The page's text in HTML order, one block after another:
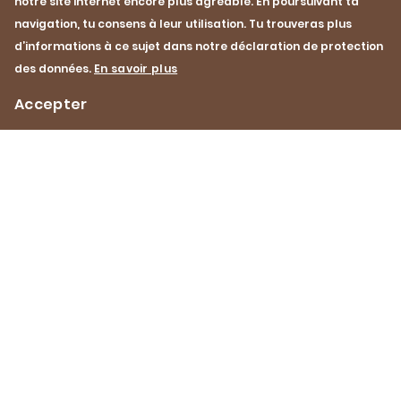
navigation, tu consens à leur utilisation. Tu trouveras plus
d’informations à ce sujet dans notre déclaration de protection
des données. En savoir plus
Accepter
Les champs marqués d’une * sont obligatoires.